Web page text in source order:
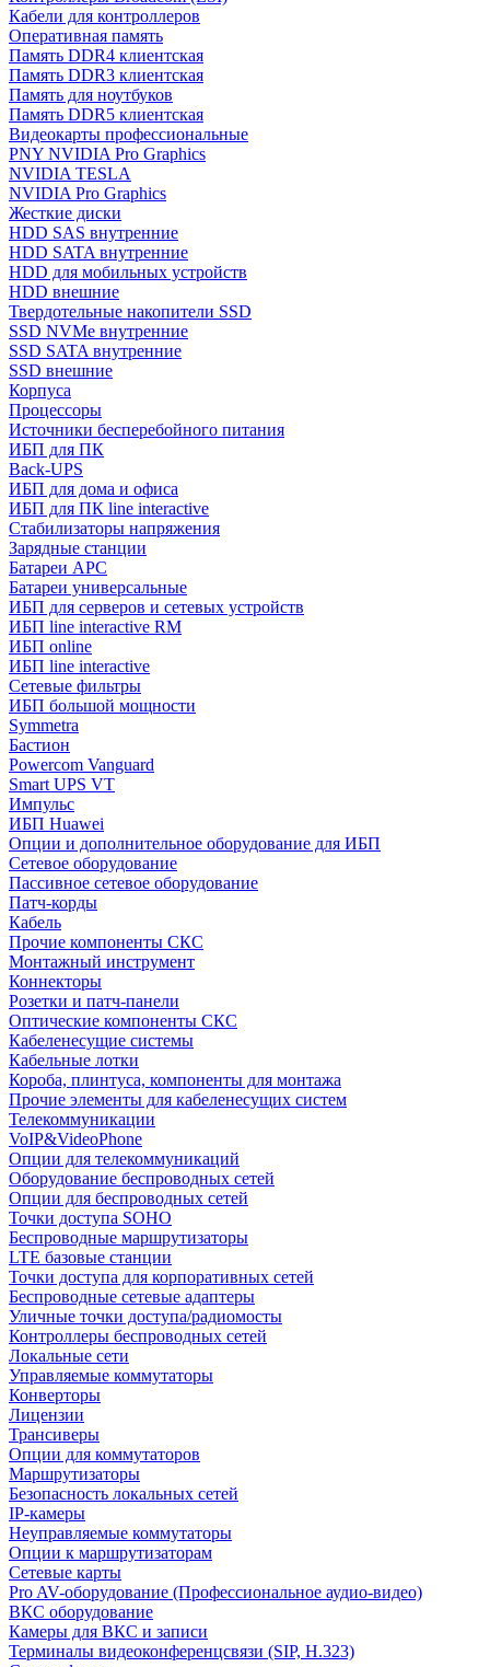
Кабели для контроллеров
Оперативная память
Память DDR4 клиентская
Память DDR3 клиентская
Память для ноутбуков
Память DDR5 клиентская
Видеокарты профессиональные
PNY NVIDIA Pro Graphics
NVIDIA TESLA
NVIDIA Pro Graphics
Жесткие диски
HDD SAS внутренние
HDD SATA внутренние
HDD для мобильных устройств
HDD внешние
Твердотельные накопители SSD
SSD NVMe внутренние
SSD SATA внутренние
SSD внешние
Корпуса
Процессоры
Источники бесперебойного питания
ИБП для ПК
Back-UPS
ИБП для дома и офиса
ИБП для ПК linе interactive
Стабилизаторы напряжения
Зарядные станции
Батареи APC
Батареи универсальные
ИБП для серверов и сетевых устройств
ИБП line interactive RM
ИБП online
ИБП linе interactive
Сетевые фильтры
ИБП большой мощности
Symmetra
Бастион
Powercom Vanguard
Smart UPS VT
Импульс
ИБП Huawei
Опции и дополнительное оборудование для ИБП
Сетевое оборудование
Пассивное сетевое оборудование
Патч-корды
Кабель
Прочие компоненты СКС
Монтажный инструмент
Коннекторы
Розетки и патч-панели
Оптические компоненты СКС
Кабеленесущие системы
Кабельные лотки
Короба, плинтуса, компоненты для монтажа
Прочие элементы для кабеленесущих систем
Телекоммуникации
VoIP&VideoPhone
Опции для телекоммуникаций
Оборудование беспроводных сетей
Опции для беспроводных сетей
Точки доступа SOHO
Беспроводные маршрутизаторы
LTE базовые станции
Точки доступа для корпоративных сетей
Беспроводные сетевые адаптеры
Уличные точки доступа/радиомосты
Контроллеры беспроводных сетей
Локальные сети
Управляемые коммутаторы
Конверторы
Лицензии
Трансиверы
Опции для коммутаторов
Маршрутизаторы
Безопасность локальных сетей
IP-камеры
Неуправляемые коммутаторы
Опции к маршрутизаторам
Сетевые карты
Pro AV-оборудование (Профессиональное аудио-видео)
ВКС оборудование
Камеры для ВКС и записи
Терминалы видеоконференцсвязи (SIP, H.323)